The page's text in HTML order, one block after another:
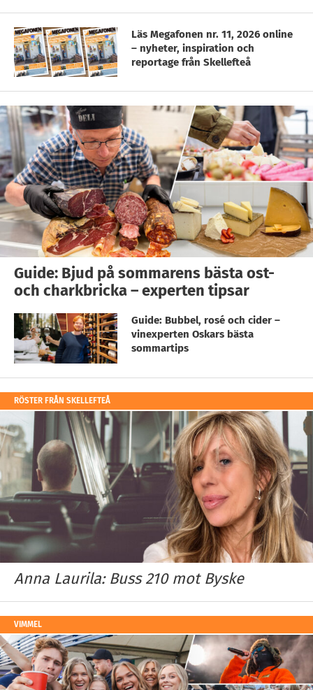
Läs Megafonen nr. 11, 2026 online
– nyheter, inspiration och
reportage från Skellefteå
Guide: Bjud på sommarens bästa ost-
och charkbricka – experten tipsar
Guide: Bubbel, rosé och cider –
vinexperten Oskars bästa
sommartips
RÖSTER FRÅN SKELLEFTEÅ
Anna Laurila: Buss 210 mot Byske
VIMMEL